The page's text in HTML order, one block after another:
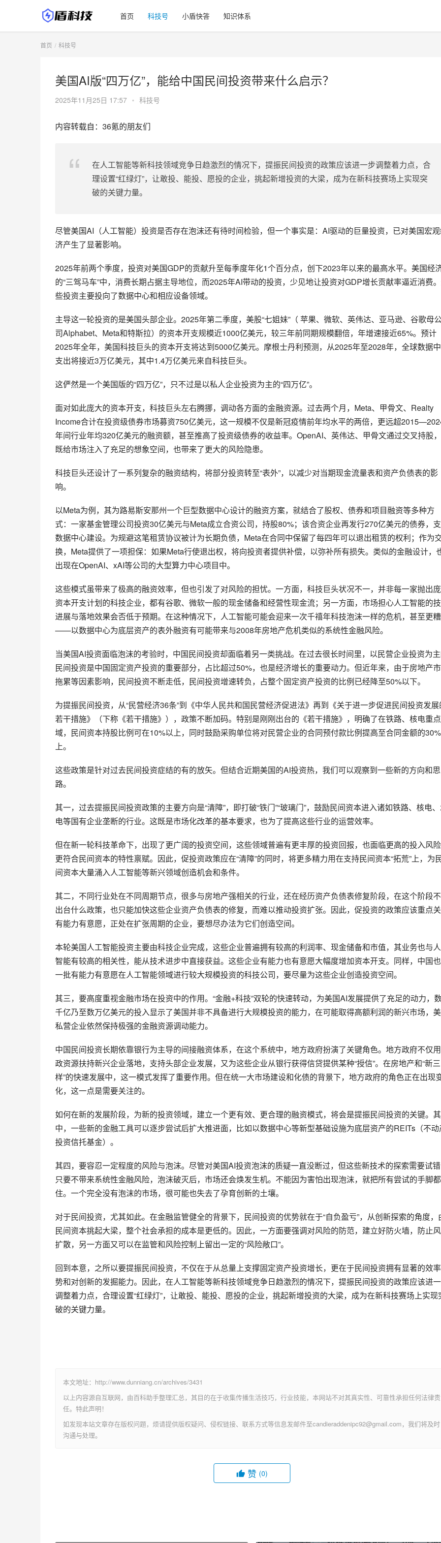
首页 科技号 小盾快答 知识体系
首页 科技号
美国AI版“四万亿”，能给中国民间投资带来什么启示？
2025年11月25日 17:57 • 科技号
内容转载自：36氪的朋友们
在人工智能等新科技领域竞争日趋激烈的情况下，提振民间投资的政策应该进一步调整着力点，合
理设置“红绿灯”，让敢投、能投、愿投的企业，挑起新增投资的大梁，成为在新科技赛场上实现突
破的关键力量。
尽管美国AI（人工智能）投资是否存在泡沫还有待时间检验，但一个事实是：AI驱动的巨量投资，已对美国宏
济产生了显著影响。
2025年前两个季度，投资对美国GDP的贡献升至每季度年化1个百分点，创下2023年以来的最高水平。美国经
的“三驾马车”中，消费长期占据主导地位，而2025年AI带动的投资，少见地让投资对GDP增长贡献率逼近消费
些投资主要投向了数据中心和相应设备领域。
主导这一轮投资的是美国头部企业。2025年第二季度，美股“七姐妹”（ 苹果、微软、英伟达、亚马逊、谷歌母
司Alphabet、Meta和特斯拉）的资本开支规模近1000亿美元，较三年前同期规模翻倍，年增速接近65%。预计
2025年全年，美国科技巨头的资本开支将达到5000亿美元。摩根士丹利预测，从2025年至2028年，全球数据
支出将接近3万亿美元，其中1.4万亿美元来自科技巨头。
这俨然是一个美国版的“四万亿”，只不过是以私人企业投资为主的“四万亿”。
面对如此庞大的资本开支，科技巨头左右腾挪，调动各方面的金融资源。过去两个月，Meta、甲骨文、Realty
Income合计在投资级债券市场募资750亿美元，这一规模不仅是新冠疫情前年均水平的两倍，更远超
年间行业年均320亿美元的融资额，甚至推高了投资级债券的收益率。OpenAI、英伟达、甲骨文通过交叉持股，
既给市场注入了充足的想象空间，也带来了更大的风险隐患。
科技巨头还设计了一系列复杂的融资结构，将部分投资转至“表外”，以减少对当期现金流量表和资产负债表的影
响。
以Meta为例，其为路易斯安那州一个巨型数据中心设计的融资方案，就结合了股权、债券和项目融资等多种方
式：一家基金管理公司投资30亿美元与Meta成立合资公司，持股80%；该合资企业再发行270亿美元的债券，
数据中心建设。为规避这笔租赁协议被计为长期负债，Meta在合同中保留了每四年可以退出租赁的权利；作为
换，Meta提供了一项担保：如果Meta行使退出权，将向投资者提供补偿，以弥补所有损失。类似的金融设计，
出现在OpenAI、xAI等公司的大型算力中心项目中。
这些模式虽带来了极高的融资效率，但也引发了对风险的担忧。一方面，科技巨头状况不一，并非每一家抛出
资本开支计划的科技企业，都有谷歌、微软一般的现金储备和经营性现金流；另一方面，市场担心人工智能的
进展与落地效果会否低于预期。在这种情况下，人工智能可能会迎来一次千禧年科技泡沫一样的危机，甚至更糟
——以数据中心为底层资产的表外融资有可能带来与2008年房地产危机类似的系统性金融风险。
当美国AI投资面临泡沫的考验时，中国民间投资却面临着另一类挑战。在过去很长时间里，以民营企业投资为
民间投资是中国固定资产投资的重要部分，占比超过50%，也是经济增长的重要动力。但近年来，由于房地产
拖累等因素影响，民间投资不断走低，民间投资增速转负，占整个固定资产投资的比例已经降至50%以下。
为提振民间投资，从“民营经济36条”到《中华人民共和国民营经济促进法》再到《关于进一步促进民间投资发展
若干措施》（下称《若干措施》），政策不断加码。特别是刚刚出台的《若干措施》，明确了在铁路、核电重
域，民间资本持股比例可在10%以上，同时鼓励采购单位将对民营企业的合同预付款比例提高至合同金额的
上。
这些政策是针对过去民间投资症结的有的放矢。但结合近期美国的AI投资热，我们可以观察到一些新的方向和思
路。
其一，过去提振民间投资政策的主要方向是“清障”，即打破“铁门”“玻璃门”，鼓励民间资本进入诸如铁路、核电
电等国有企业垄断的行业。这既是市场化改革的基本要求，也为了提高这些行业的运营效率。
但在新一轮科技革命下，出现了更广阔的投资空间，这些领域普遍有更丰厚的投资回报，也面临更高的投入风险
更符合民间资本的特性禀赋。因此，促投资政策应在“清障”的同时，将更多精力用在支持民间资本“拓荒”上，为
间资本大量涌入人工智能等新兴领域创造机会和条件。
其二，不同行业处在不同周期节点，很多与房地产强相关的行业，还在经历资产负债表修复阶段，在这个阶段
出台什么政策，也只能加快这些企业资产负债表的修复，而难以推动投资扩张。因此，促投资的政策应该重点
有能力有意愿，正处在扩张周期的企业，要想尽办法为它们创造空间。
本轮美国人工智能投资主要由科技企业完成，这些企业普遍拥有较高的利润率、现金储备和市值，其业务也与
智能有较高的相关性，能从技术进步中直接获益。这些企业有能力也有意愿大幅度增加资本开支。同样，中国
一批有能力有意愿在人工智能领域进行较大规模投资的科技公司，要尽量为这些企业创造投资空间。
其三，要高度重视金融市场在投资中的作用。“金融+科技”双轮的快速转动，为美国AI发展提供了充足的动力，
千亿乃至数万亿美元的投入显示了美国并非不具备进行大规模投资的能力，在可能取得高额利润的新兴市场，
私营企业依然保持极强的金融资源调动能力。
中国民间投资长期依靠银行为主导的间接融资体系，在这个系统中，地方政府扮演了关键角色。地方政府不仅
政资源扶持新兴企业落地，支持头部企业发展，又为这些企业从银行获得信贷提供某种“授信”。在房地产和“新三
样”的快速发展中，这一模式发挥了重要作用。但在统一大市场建设和化债的背景下，地方政府的角色正在出现
化，这一点是需要关注的。
如何在新的发展阶段，为新的投资领域，建立一个更有效、更合理的融资模式，将会是提振民间投资的关键。其
中，一些新的金融工具可以逐步尝试后扩大推进面，比如以数据中心等新型基础设施为底层资产的REITs（不动
投资信托基金）。
其四，要容忍一定程度的风险与泡沫。尽管对美国AI投资泡沫的质疑一直没断过，但这些新技术的探索需要试错
只要不带来系统性金融风险，泡沫破灭后，市场还会焕发生机。不能因为害怕出现泡沫，就把所有尝试的手脚
住。一个完全没有泡沫的市场，很可能也失去了孕育创新的土壤。
对于民间投资，尤其如此。在金融监管健全的背景下，民间投资的优势就在于“自负盈亏”，从创新探索的角度，
民间资本挑起大梁，整个社会承担的成本是更低的。因此，一方面要强调对风险的防范，建立好防火墙，防止
扩散，另一方面又可以在监管和风险控制上留出一定的“风险敞口”。
回到本意，之所以要提振民间投资，不仅在于从总量上支撑固定资产投资增长，更在于民间投资拥有显著的效
势和对创新的发掘能力。因此，在人工智能等新科技领域竞争日趋激烈的情况下，提振民间投资的政策应该进
调整着力点，合理设置“红绿灯”，让敢投、能投、愿投的企业，挑起新增投资的大梁，成为在新科技赛场上实现
破的关键力量。
本文地址：http://www.dunniang.cn/archives/3431
以上内容源自互联网，由百科助手整理汇总，其目的在于收集传播生活技巧，行业技能，本网站不对其真实性、可靠性承担任何法律责
任。特此声明！
如发现本站文章存在版权问题，烦请提供版权疑问、侵权链接、联系方式等信息发邮件至candieraddenipc92@gmail.com，我们将及时
沟通与处理。
赞 (0)